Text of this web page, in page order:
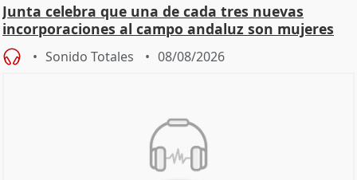
Junta celebra que una de cada tres nuevas
incorporaciones al campo andaluz son mujeres
jóvenes
Sonido Totales 08/08/2026